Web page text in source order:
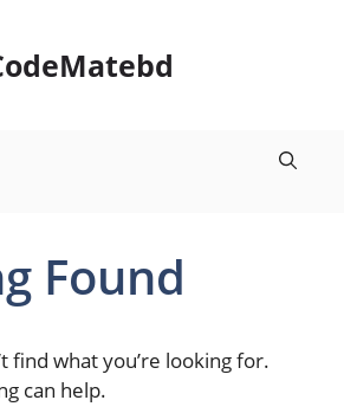
Found
find what you’re looking for.
can help.